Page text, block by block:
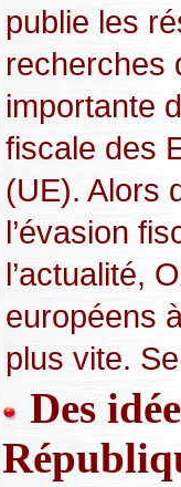
publie les
recherches
importante
fiscale des
(UE). Alors
l’évasion
l’actualité,
européens
plus vite.
Des